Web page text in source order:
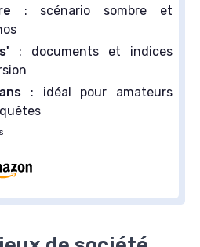
: scénario sombre et
: documents et indices
: idéal pour amateurs